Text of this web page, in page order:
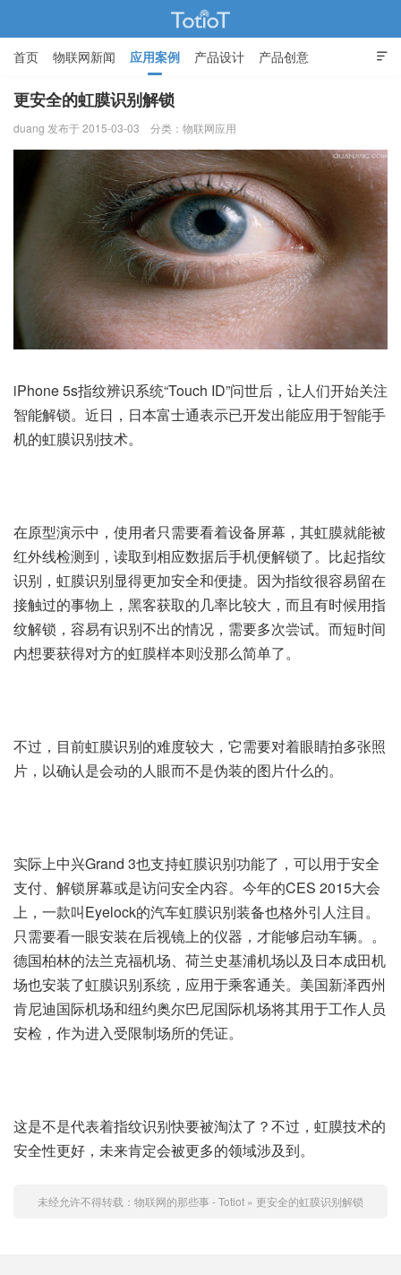
物联网的那些事 - Totiot

首页 物联网新闻 应用案例 产品设计 产品创意
智能家居
更安全的虹膜识别解锁
duang 发布于 2015-03-03 分类： 物联网应用
iPhone 5s指纹辨识系统“Touch ID”问世后，让人们开始关注
智能解锁。近日，日本富士通表示已开发出能应用于智能手
机的虹膜识别技术。
在原型演示中，使用者只需要看着设备屏幕，其虹膜就能被
红外线检测到，读取到相应数据后手机便解锁了。比起指纹
识别，虹膜识别显得更加安全和便捷。因为指纹很容易留在
接触过的事物上，黑客获取的几率比较大，而且有时候用指
纹解锁，容易有识别不出的情况，需要多次尝试。而短时间
内想要获得对方的虹膜样本则没那么简单了。
不过，目前虹膜识别的难度较大，它需要对着眼睛拍多张照
片，以确认是会动的人眼而不是伪装的图片什么的。
实际上中兴Grand 3也支持虹膜识别功能了，可以用于安全
支付、解锁屏幕或是访问安全内容。今年的CES 2015大会
上，一款叫Eyelock的汽车虹膜识别装备也格外引人注目。
只需要看一眼安装在后视镜上的仪器，才能够启动车辆。。
德国柏林的法兰克福机场、荷兰史基浦机场以及日本成田机
场也安装了虹膜识别系统，应用于乘客通关。美国新泽西州
肯尼迪国际机场和纽约奥尔巴尼国际机场将其用于工作人员
安检，作为进入受限制场所的凭证。
这是不是代表着指纹识别快要被淘汰了？不过，虹膜技术的
安全性更好，未来肯定会被更多的领域涉及到。
未经允许不得转载： 物联网的那些事 - Totiot » 更安全的虹膜识别解锁